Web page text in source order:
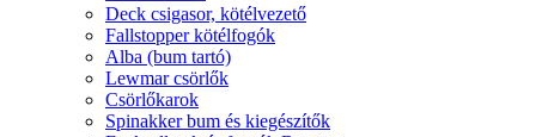
Deck csigasor, kötélvezető
Fallstopper kötélfogók
Alba (bum tartó)
Lewmar csörlők
Csörlőkarok
Spinakker bum és kiegészítők